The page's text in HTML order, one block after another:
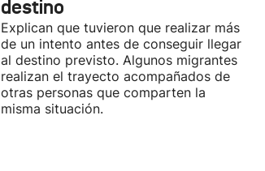
destino
Explican que tuvieron que realizar más
de un intento antes de conseguir llegar
al destino previsto. Algunos migrantes
realizan el trayecto acompañados de
otras personas que comparten la
misma situación.